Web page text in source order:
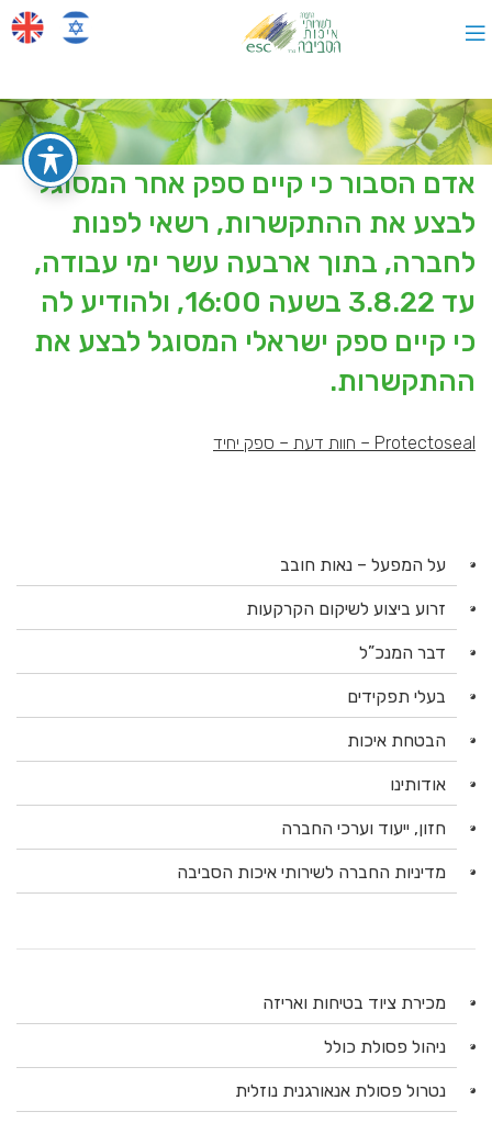
אדם הסבור כי קיים ספק אחר המסוגל
לבצע את ההתקשרות, רשאי לפנות
לחברה, בתוך ארבעה עשר ימי עבודה,
עד 3.8.22 בשעה 16:00, ולהודיע לה
כי קיים ספק ישראלי המסוגל לבצע את
ההתקשרות.
Protectoseal – חוות דעת – ספק יחיד
על המפעל – נאות חובב
זרוע ביצוע לשיקום הקרקעות
דבר המנכ”ל
בעלי תפקידים
הבטחת איכות
אודותינו
חזון, ייעוד וערכי החברה
מדיניות החברה לשירותי איכות הסביבה
מכירת ציוד בטיחות ואריזה
ניהול פסולת כולל
נטרול פסולת אנאורגנית נוזלית